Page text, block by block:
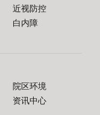
近视防控
白内障
院区环境
资讯中心